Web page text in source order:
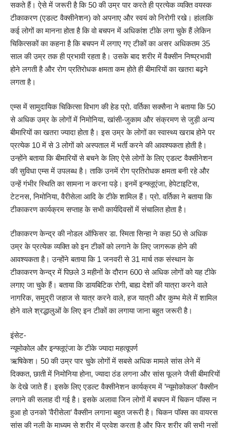
सकते हैं। ऐसे में जरूरी है कि 50 की उम्र पार करते ही प्रत्येक व्यक्ति वयस्क
टीकाकरण (एडल्ट वैक्सीनेशन) को अपनाए और स्वयं को निरोगी रखे। हांलाकि
कई लोगों का मानना होता है कि वो बचपन में अधिकांश टीके लगा चुके हैं लेकिन
चिकित्सकों का कहना है कि बचपन में लगाए गए टीकों का असर अधिकतम 35
साल की उम्र तक ही प्रभावी रहता है। उसके बाद शरीर में वैक्सीन निष्प्रभावी
होने लगती है और रोग प्रतिरोधक क्षमता कम होते ही बीमारियों का खतरा बढ़ने
लगता है।
एम्स में सामुदायिक चिकित्सा विभाग की हेड प्रो. वर्तिका सक्सैना ने बताया कि 50
से अधिक उम्र के लोगों में निमोनिया, खांसी-जुकाम और संक्रमण से जुड़ी अन्य
बीमारियों का खतरा ज्यादा होता है। इस उम्र के लोगों का स्वास्थ्य खराब होने पर
प्रत्येक 10 में से 3 लोगों को अस्पताल में भर्ती करने की आवश्यकता होती है।
उन्होंने बताया कि बीमारियों से बचने के लिए ऐसे लोगों के लिए एडल्ट वैक्सीनेशन
की सुविधा एम्स में उपलब्ध है। ताकि उनमें रोग प्रतिरोधक क्षमता बनी रहे और
उन्हें गंभीर स्थिति का सामना न करना पड़े। इनमें इन्फ्लूएंजा, हेपेटाइटिस,
टेटनस, निमोनिया, वैरीसेला आदि के टीके शामिल हैं। प्रो. वर्तिका ने बताया कि
टीकाकरण कार्यक्रम सप्ताह के सभी कार्यदिवसों में संचालित होता है।
टीकाकरण केन्द्र की नोडल ऑफिसर डा. स्मिता सिन्हा ने कहा 50 से अधिक
उम्र के प्रत्येक व्यक्ति को इन टीकों को लगाने के लिए जागरूक होने की
आवश्यकता है। उन्होंने बताया कि 1 जनवरी से 31 मार्च तक संस्थान के
टीकाकरण केन्द्र में पिछले 3 महीनों के दौरान 600 से अधिक लोगों को यह टीके
लगाए जा चुके हैं। बताया कि डायबिटिक रोगी, बाह्य देशों की यात्रा करने वाले
नागरिक, समुद्री जहाज से यात्र करने वाले, हज यात्री और कुम्भ मेले में शामिल
होने वाले श्रद्धालुओं के लिए इन टीकों का लगाया जाना बहुत जरूरी है।
इंसेट-
न्यूमोकोल और इन्फ्लूएंजा के टीके ज्यादा महत्वूपर्ण
ऋषिकेश। 50 की उम्र पार चुके लोगों में सबसे अधिक मामले सांस लेने में
दिक्कत, छाती में निमोनिया होना, ज्यादा ठंड लगना और सांस फूलने जैसी बीमारियों
के देखे जाते हैं। इसके लिए एडल्ट वैक्सीनेशन कार्यक्रम में ’न्यूमोकोकल’ वैक्सीन
लगाने की सलाह दी गई है। इसके अलावा जिन लोगों में बचपन में चिकन पाॅक्स न
हुआ हो उनको ’वैरीसेला’ वैक्सीन लगाना बहुत जरूरी है। चिकन पाॅक्स का वायरस
सांस की नली के माध्यम से शरीर में प्रवेश करता है और फिर शरीर की सभी नसों